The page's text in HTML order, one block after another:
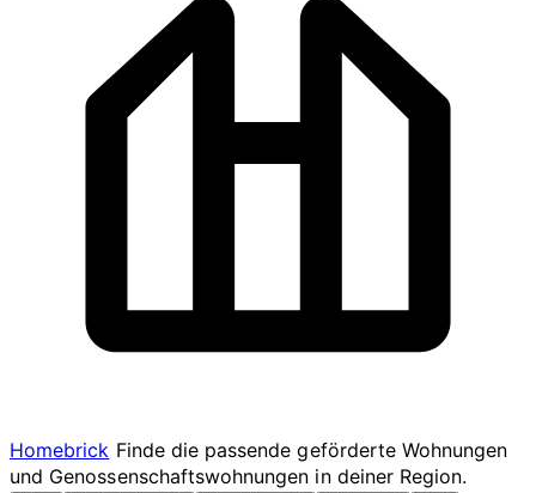
Homebrick Finde die passende geförderte Wohnungen
und Genossenschaftswohnungen in deiner Region.